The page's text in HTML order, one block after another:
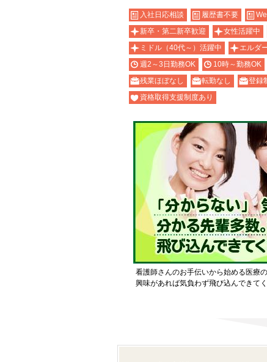
入社日応相談 履歴書不要
新卒・第二新卒歓迎
女性活躍中
ミドル（40代～）活躍中
エルダ
週2～3日勤務OK
10時～勤務OK
残業ほぼなし
転勤なし 登録
資格取得支援制度あり
看護師さんのお手伝いから始める医療の
興味があれば気負わず飛び込んできてく